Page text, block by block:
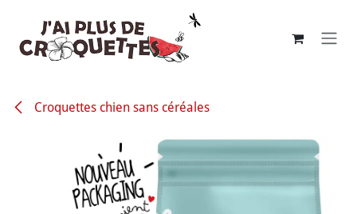
Croquettes chien sans céréales